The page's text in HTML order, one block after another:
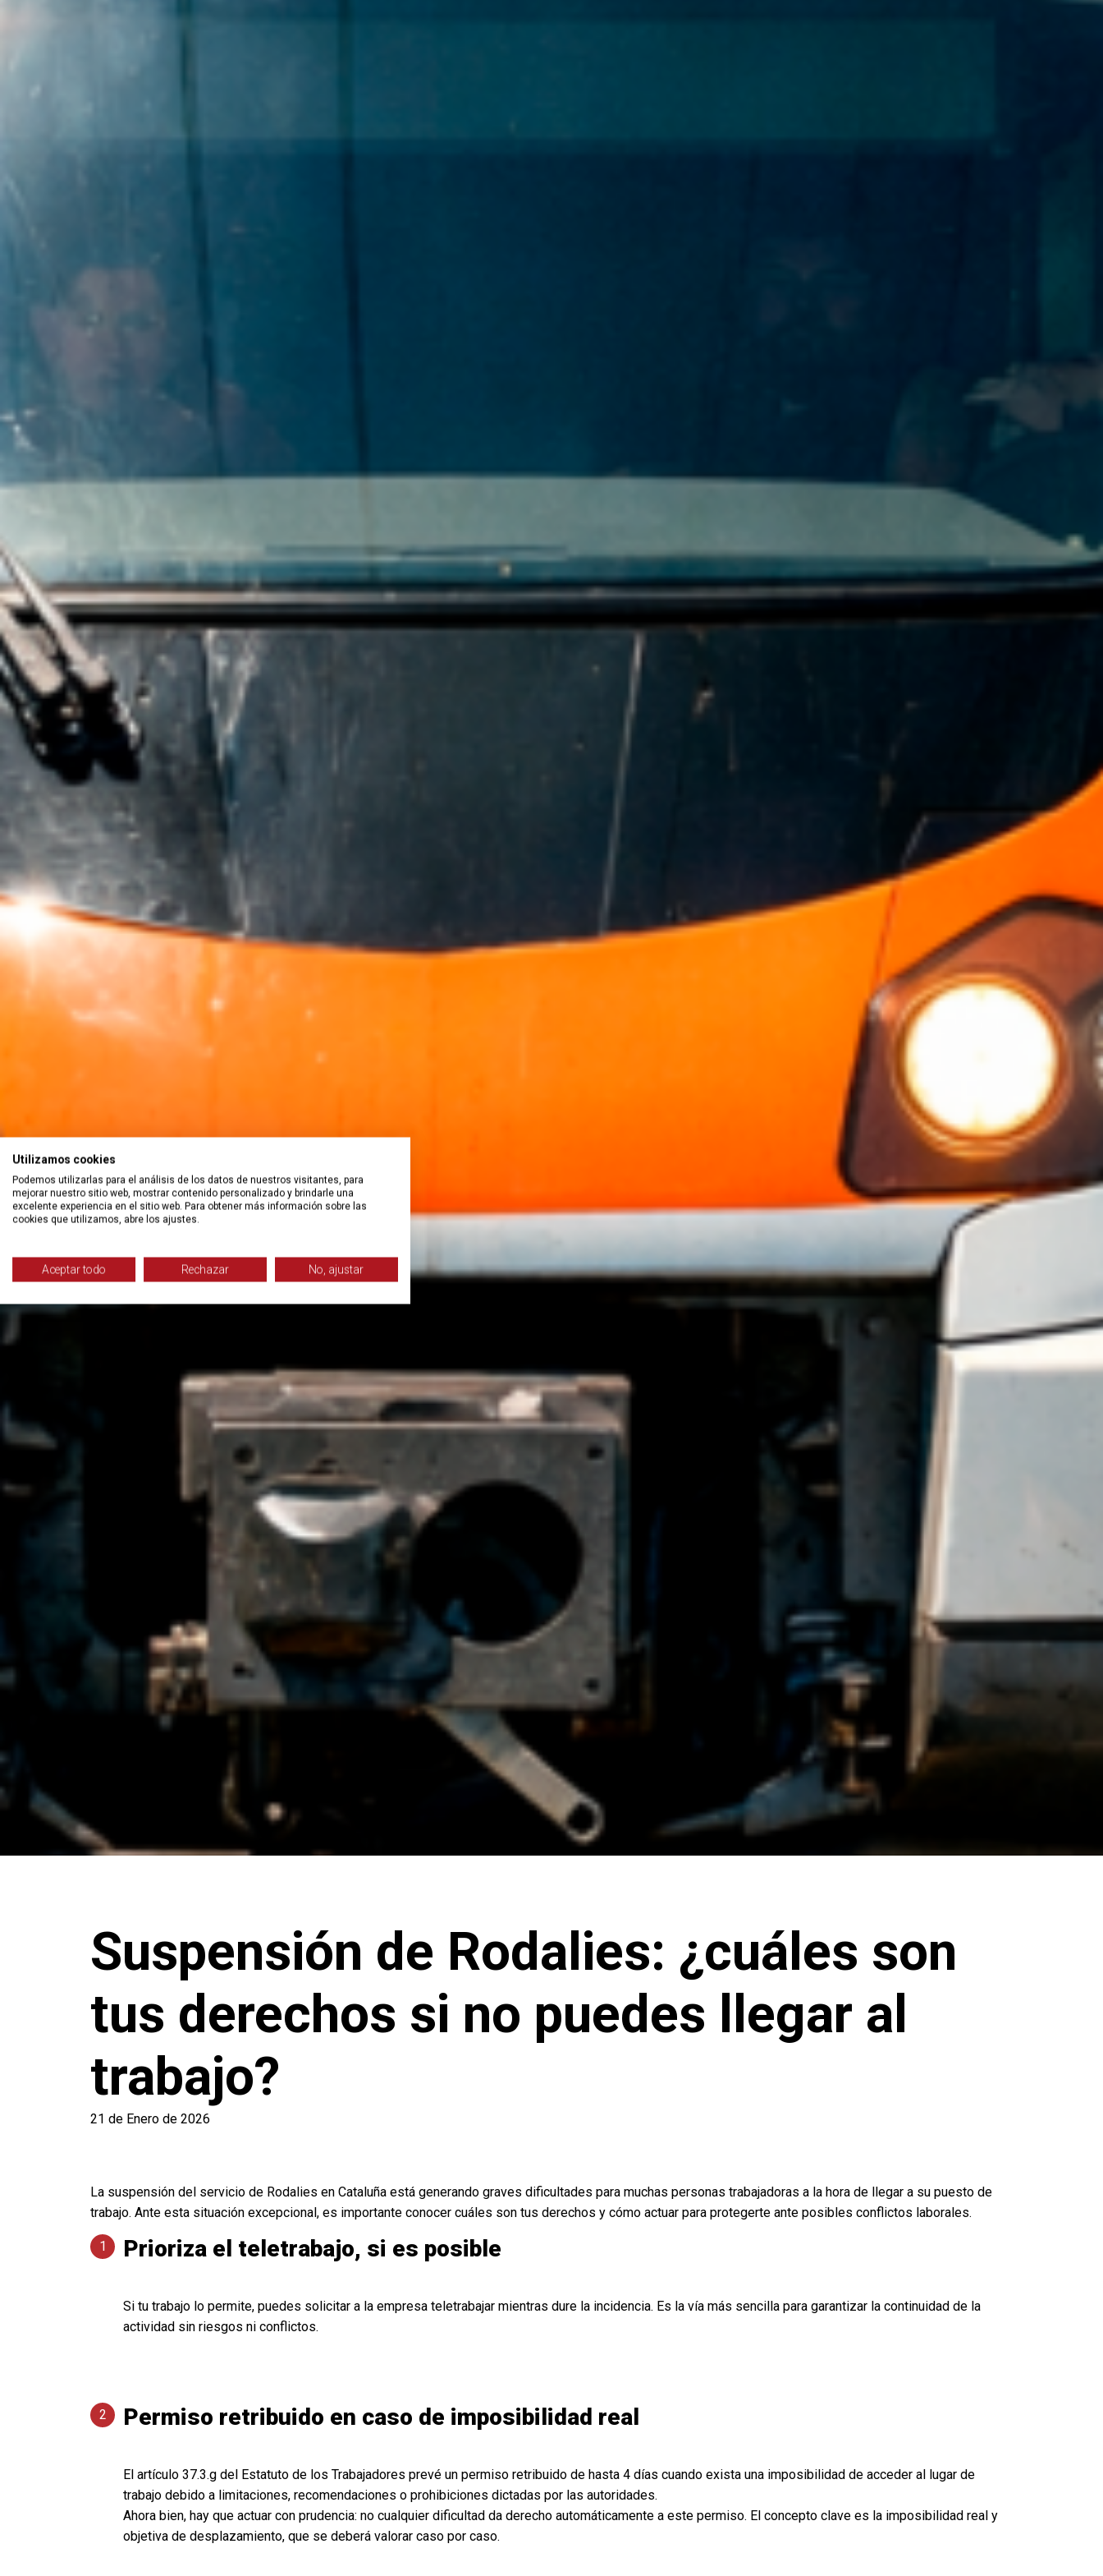
Suspensión de Rodalies: ¿cuáles son
tus derechos si no puedes llegar al
trabajo?
21 de Enero de 2026
La suspensión del servicio de Rodalies en Cataluña está generando graves dificultades para muchas personas trabajadoras a la hora de llegar a su puesto de
trabajo. Ante esta situación excepcional, es importante conocer cuáles son tus derechos y cómo actuar para protegerte ante posibles conflictos laborales.
Prioriza el teletrabajo, si es posible
Si tu trabajo lo permite, puedes solicitar a la empresa teletrabajar mientras dure la incidencia. Es la vía más sencilla para garantizar la continuidad de la
actividad sin riesgos ni conflictos.
Permiso retribuido en caso de imposibilidad real
El artículo 37.3.g del Estatuto de los Trabajadores prevé un permiso retribuido de hasta 4 días cuando exista una imposibilidad de acceder al lugar de
trabajo debido a limitaciones, recomendaciones o prohibiciones dictadas por las autoridades.
Ahora bien, hay que actuar con prudencia: no cualquier dificultad da derecho automáticamente a este permiso. El concepto clave es la imposibilidad real y
objetiva de desplazamiento, que se deberá valorar caso por caso.
Utilizamos cookies
Podemos utilizarlas para el análisis de los datos de nuestros visitantes, para
mejorar nuestro sitio web, mostrar contenido personalizado y brindarle una
excelente experiencia en el sitio web. Para obtener más información sobre las
cookies que utilizamos, abre los ajustes.
Aceptar todo Rechazar No, ajustar